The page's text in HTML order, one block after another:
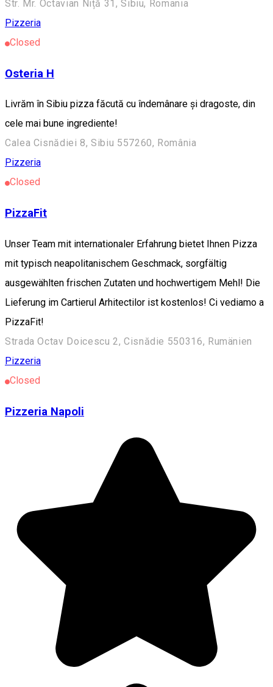
Str. Mr. Octavian Niță 31, Sibiu, Romania
Pizzeria
Closed
Osteria H
Livrăm în Sibiu pizza făcută cu îndemânare și dragoste, din
cele mai bune ingrediente!
Calea Cisnădiei 8, Sibiu 557260, România
Pizzeria
Closed
PizzaFit
Unser Team mit internationaler Erfahrung bietet Ihnen Pizza
mit typisch neapolitanischem Geschmack, sorgfältig
ausgewählten frischen Zutaten und hochwertigem Mehl! Die
Lieferung im Cartierul Arhitectilor ist kostenlos! Ci vediamo a
PizzaFit!
Strada Octav Doicescu 2, Cisnădie 550316, Rumänien
Pizzeria
Closed
Pizzeria Napoli